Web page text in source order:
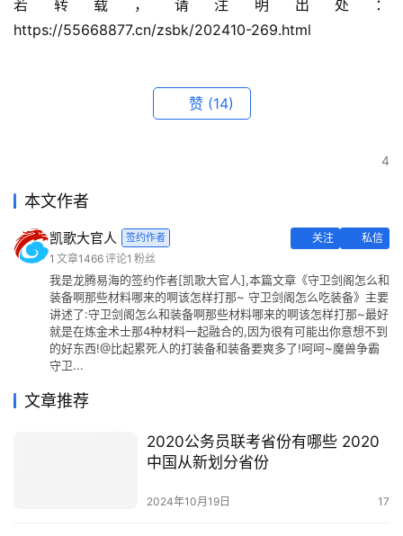
若转载，请注明出处：
https://55668877.cn/zsbk/202410-269.html
赞 (14)
4
本文作者
凯歌大官人 签约作者 关注
私信
1 文章1466评论1 粉丝
我是龙腾易海的签约作者[凯歌大官人],本篇文章《守卫剑阁怎么和
装备啊那些材料哪来的啊该怎样打那~ 守卫剑阁怎么吃装备》主要
讲述了:守卫剑阁怎么和装备啊那些材料哪来的啊该怎样打那~最好
就是在炼金术士那4种材料一起融合的,因为很有可能出你意想不到
的好东西!@比起累死人的打装备和装备要爽多了!呵呵~魔兽争霸
守卫...
文章推荐
2020公务员联考省份有哪些 2020
中国从新划分省份
2024年10月19日 17